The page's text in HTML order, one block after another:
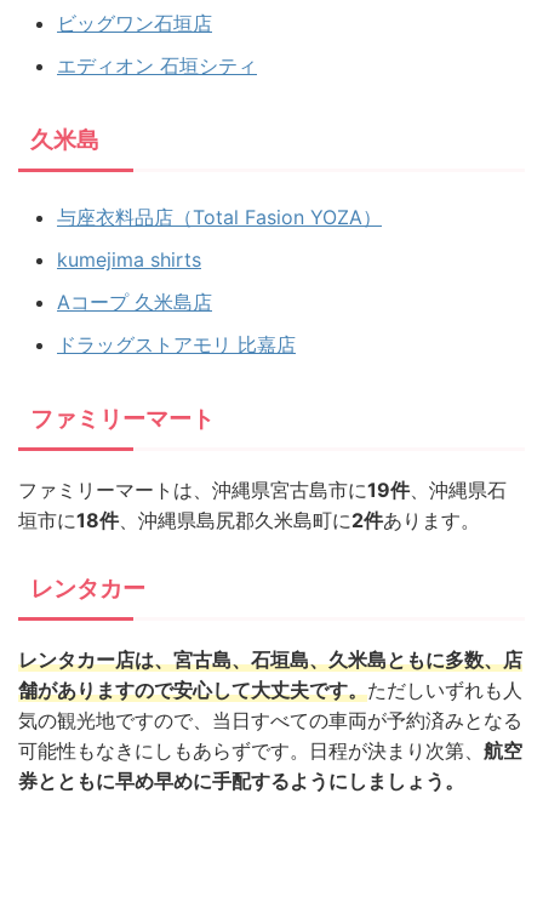
ビッグワン石垣店
エディオン 石垣シティ
久米島
与座衣料品店（Total Fasion YOZA）
kumejima shirts
Aコープ 久米島店
ドラッグストアモリ 比嘉店
ファミリーマート
ファミリーマートは、沖縄県宮古島市に19件、沖縄県石
垣市に18件、沖縄県島尻郡久米島町に2件あります。
レンタカー
レンタカー店は、宮古島、石垣島、久米島ともに多数、店
舗がありますので安心して大丈夫です。ただしいずれも人
気の観光地ですので、当日すべての車両が予約済みとなる
可能性もなきにしもあらずです。日程が決まり次第、 航空
券とともに早め早めに手配するようにしましょう。